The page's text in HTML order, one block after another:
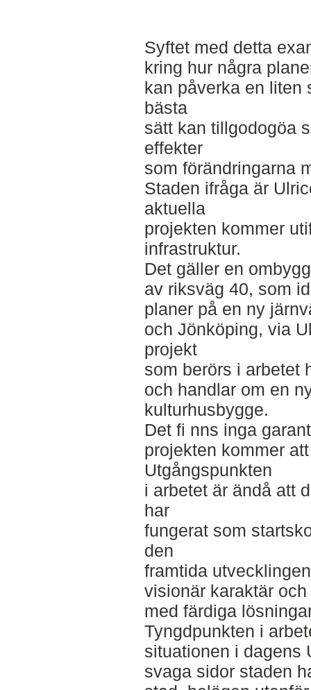
Syftet med detta
kring hur några
kan påverka en liten
bästa
sätt kan tillgodogöa
effekter
som förändringarna
Staden ifråga är
aktuella
projekten kommer
infrastruktur.
Det gäller en
av riksväg 40, som
planer på en ny
och Jönköping, via
projekt
som berörs i arbetet
och handlar om en
kulturhusbygge.
Det fi nns inga
projekten kommer
Utgångspunkten
i arbetet är ändå att
har
fungerat som
den
framtida
visionär karaktär
med färdiga
Tyngdpunkten i
situationen i dagens
svaga sidor staden